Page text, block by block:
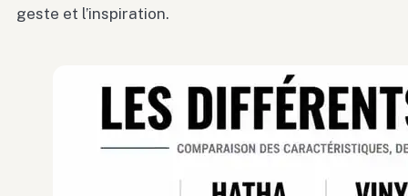
geste et l’inspiration.